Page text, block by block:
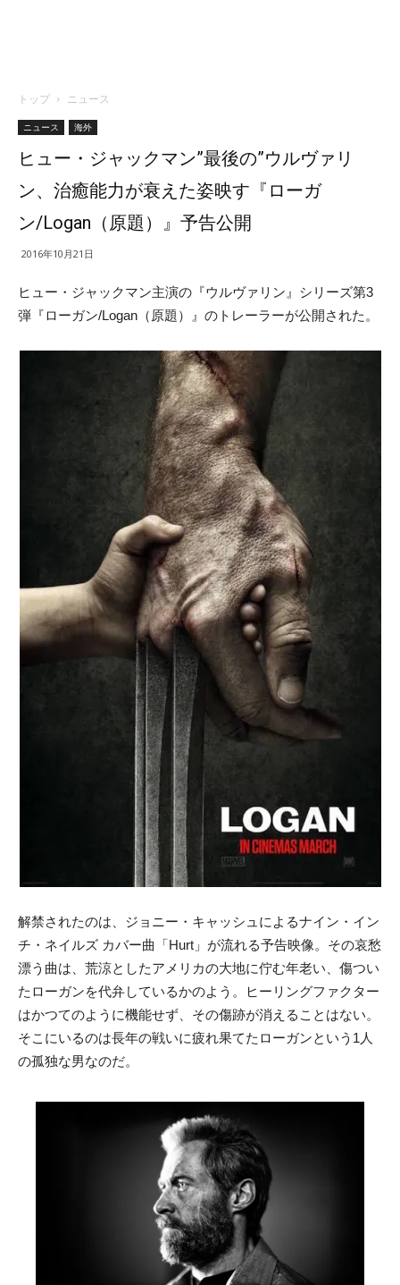
トップ ニュース
ニュース 海外
ヒュー・ジャックマン”最後の”ウルヴァリ
ン、治癒能力が衰えた姿映す『ローガ
ン/Logan（原題）』予告公開
2016年10月21日
ヒュー・ジャックマン主演の『ウルヴァリン』シリーズ第3
弾『ローガン/Logan（原題）』のトレーラーが公開された。
解禁されたのは、ジョニー・キャッシュによるナイン・イン
チ・ネイルズ カバー曲「Hurt」が流れる予告映像。その哀愁
漂う曲は、荒涼としたアメリカの大地に佇む年老い、傷つい
たローガンを代弁しているかのよう。ヒーリングファクター
はかつてのように機能せず、その傷跡が消えることはない。
そこにいるのは長年の戦いに疲れ果てたローガンという1人
の孤独な男なのだ。